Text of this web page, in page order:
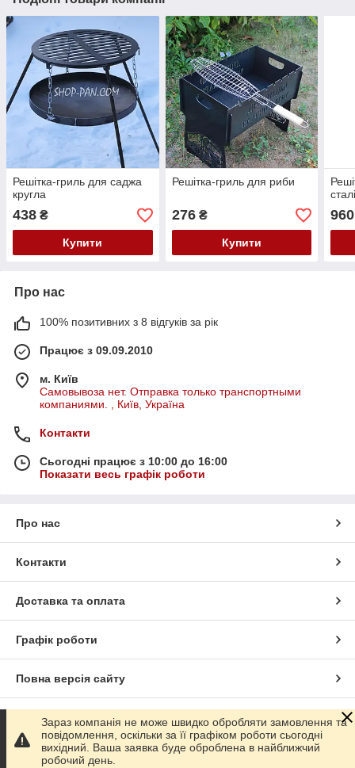
Решітка-гриль для саджа
кругла
438 ₴
Купити
Решітка-гриль для риби
276₴
Купити
960
Про нас
100% позитивних з 8 відгуків за рік
Працює з 09.09.2010
м. Київ
Самовывоза нет. Отправка только транспортными
компаниями. , Київ, Україна
Контакти
Сьогодні працює з 10:00 до 16:00
Показати весь графік роботи
Про нас
Контакти
Доставка та оплата
Графік роботи
Повна версія сайту
Сайт створено на маркетплейсіProm.ua
Політика конфіденційності
Зараз компанія не може швидко обробляти замовлення та
повідомлення, оскільки за її графіком роботи сьогодні
вихідний. Ваша заявка буде оброблена в найближчий
робочий день.